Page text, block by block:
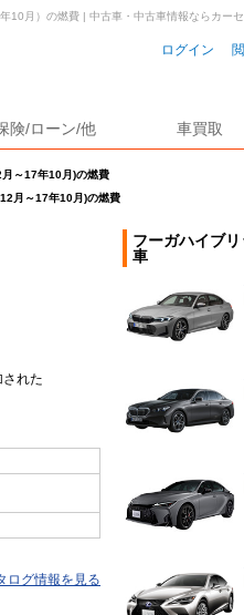
ログイン
険/ローン/他 車買取
～17年10月)の燃費
月～17年10月)の燃費
10月）の燃費 | 中古車・中古車情報ならカー
れた
ログ情報を見る
フーガハイブ
車